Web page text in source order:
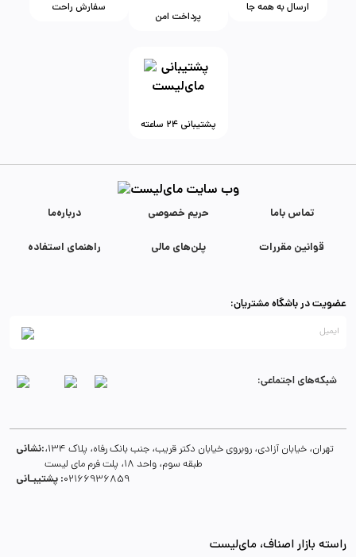
سفارش راحت
پرداخت امن
ارسال به همه جا
پشتیبانی ۲۴ ساعته
درباره‌ما حریم خصوصی تماس با‌ما
راهنمای استفاده پلن‌های مالی قوانین مقررات
عضویت در باشگاه مشتریان:
شبکه‌های اجتماعی:
نشانی:تهران، خیابان آزادی، روبروی خیابان دکتر قریب، جنب بانک رفاه، پلاک 134،
طبقه سوم، واحد 18، پلت فرم مای لیست
پشتیبـانی :02166936859
راسته بازار اصناف، مای‌لیست